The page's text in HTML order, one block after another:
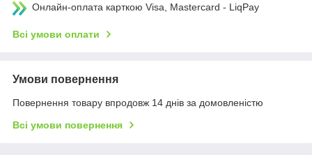
Онлайн-оплата карткою Visa, Mastercard - LiqPay
Всі умови оплати
Умови повернення
Повернення товару впродовж 14 днів за домовленістю
Всі умови повернення